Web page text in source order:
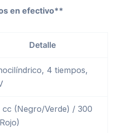
price
$2.495,00.
en efectivo**
Detalle
4 tiempos,
cc (Negro/Verde) / 300